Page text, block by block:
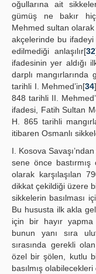
oğullarına ait
gümüş ne bakır
Mehmed sultan olarak
akçelerinde bu ifadeyi
edilmediği anlaşılır[32
ifadesinin yer aldığı
darplı mangırlarında
tarihli I. Mehmed’in[34
848 tarihli II.
ifadesi, Fatih Sultan
H. 865 tarihli
itibaren Osmanlı
I. Kosova
sene önce
olarak karşılaşılan
dikkat çekildiği üzere
sikkelerin basılması
Bu hususta ilk akla
için bir hayır yapma
bunun yanı sıra
sırasında gerekli
özel bir şölen, kutlu
basılmış